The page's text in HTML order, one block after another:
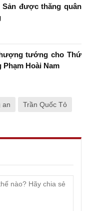
được thăng quân
tướng cho Thứ
Hoài Nam
an Trần Quốc Tỏ